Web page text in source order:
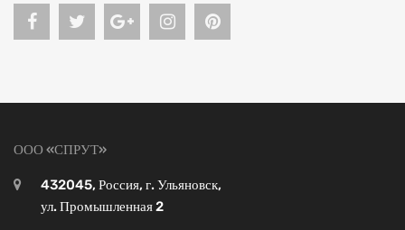
ООО «СПРУТ»
432045, Россия, г. Ульяновск,
ул. Промышленная 2